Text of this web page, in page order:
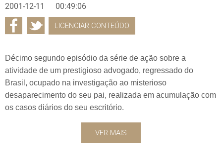
2001-12-11 00:49:06
LICENCIAR CONTEÚDO
Décimo segundo episódio da série de ação sobre a
atividade de um prestigioso advogado, regressado do
Brasil, ocupado na investigação ao misterioso
desaparecimento do seu pai, realizada em acumulação com
os casos diários do seu escritório.
VER MAIS